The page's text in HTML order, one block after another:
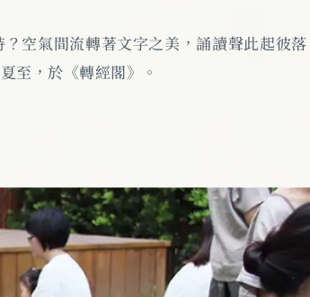
空氣間流轉著文字之美，誦讀聲此起彼
至，於《轉經閣》。